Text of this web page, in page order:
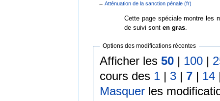
← Atténuation de la sanction pénale (fr)
Cette page spéciale montre les
de suivi sont en gras.
Options des modifications récentes
Afficher les 50| 100|
cours des 1| 3| 7| 14
Masquerles